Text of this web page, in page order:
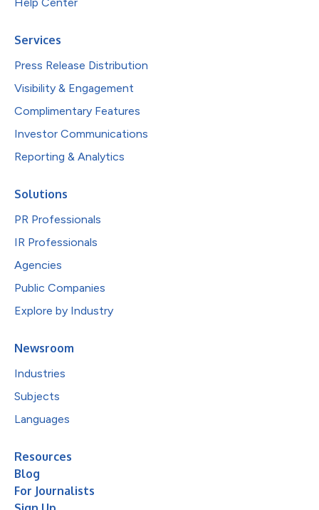
Services
Press Release Distribution
Visibility & Engagement
Complimentary Features
Investor Communications
Reporting & Analytics
Solutions
PR Professionals
IR Professionals
Agencies
Public Companies
Explore by Industry
Newsroom
Industries
Subjects
Languages
Resources
Blog
For Journalists